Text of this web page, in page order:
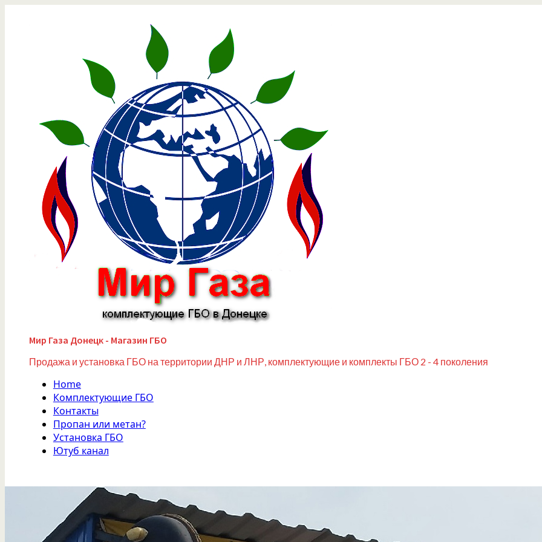
Мир Газа Донецк - Магазин ГБО
Продажа и установка ГБО на территории ДНР и ЛНР, комплектующие и комплекты ГБО 2 - 4 поколения
Home
Комплектующие ГБО
Контакты
Пропан или метан?
Установка ГБО
Ютуб канал